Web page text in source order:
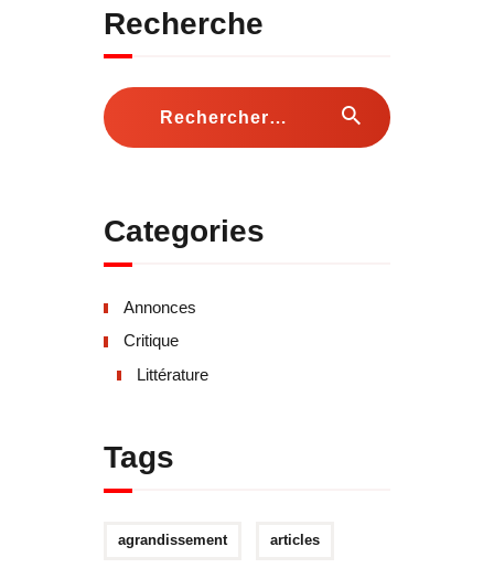
Recherche
Rechercher :
Categories
Annonces
Critique
Littérature
Tags
agrandissement articles